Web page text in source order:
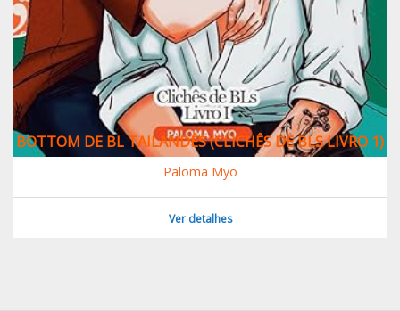
BOTTOM DE BL TAILANDÊS (CLICHÊS DE BLS LIVRO 1)
Paloma Myo
Ver detalhes